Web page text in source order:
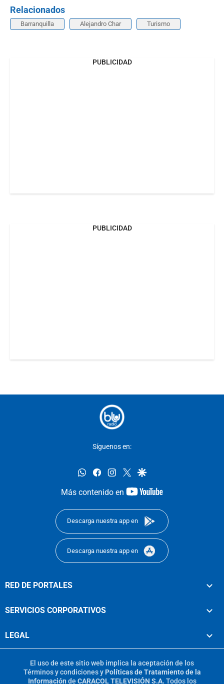
Relacionados
Barranquilla Alejandro Char Turismo
PUBLICIDAD
PUBLICIDAD
Síguenos en:
whatsappfacebookinstagram
twittergoogle
Más contenido en
youtube-
Descarga nuestra app en
Descarga nuestra app en
RED DE PORTALES
SERVICIOS CORPORATIVOS
LEGAL
El uso de este sitio web implica la aceptación de los
Términos y condicionesy Políticas de Tratamiento de la
Información de CARACOL TELEVISIÓN S.A. Todos los